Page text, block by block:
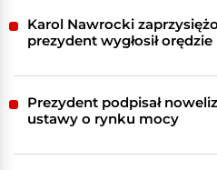
Karol Nawrocki
prezydent wygłosił orędzie
Prezydent podpisał
ustawy o rynku mocy